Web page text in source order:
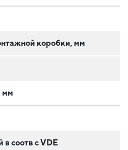
коробки, мм
мм
соотв с VDE